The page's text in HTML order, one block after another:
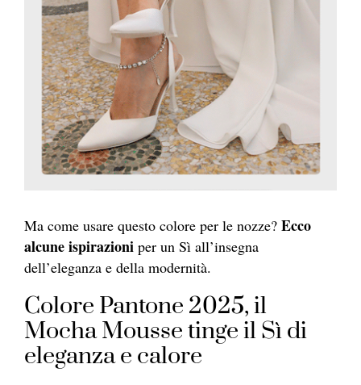
Ma come usare questo colore per le nozze? Ecco
alcune ispirazioni per un Sì all’insegna
dell’eleganza e della modernità.
Colore Pantone 2025, il
Mocha Mousse tinge il Sì di
eleganza e calore